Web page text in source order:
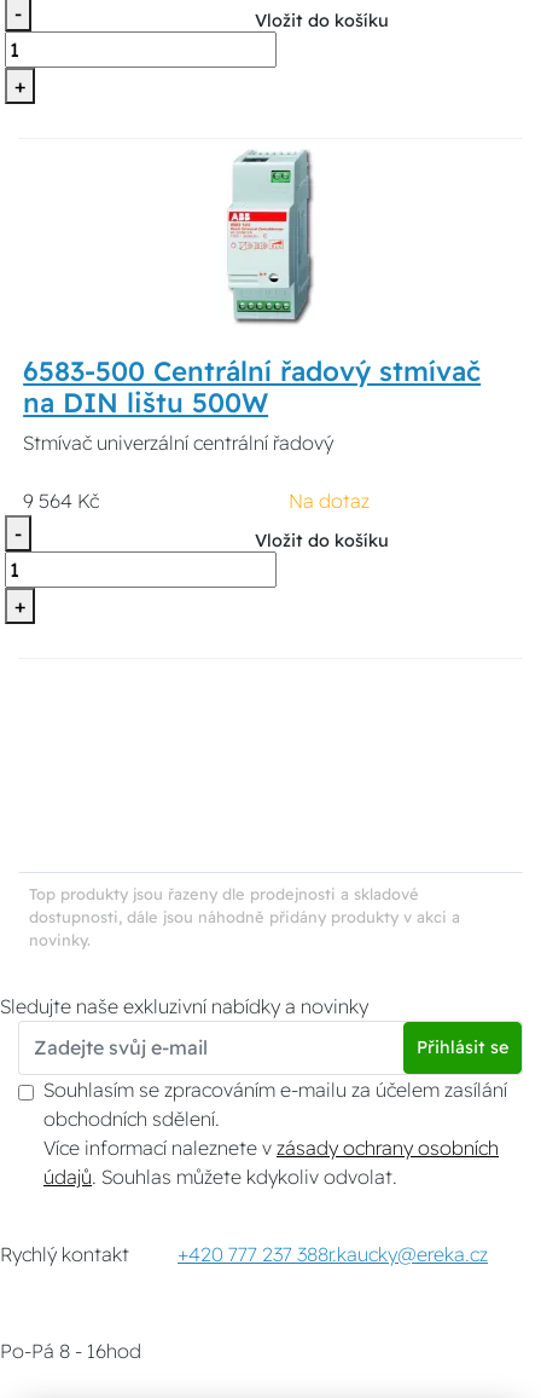
-
+
Vložit do košíku
6583-500 Centrální řadový stmívač
na DIN lištu 500W
Stmívač univerzální centrální řadový
9 564 Kč
Na dotaz
-
+
Vložit do košíku
Top produkty jsou řazeny dle prodejnosti a skladové
dostupnosti, dále jsou náhodně přidány produkty v akci a
novinky.
Sledujte naše exkluzivní nabídky a novinky
Přihlásit se
Souhlasím se zpracováním e-mailu za účelem zasílání
obchodních sdělení.
Více informací naleznete v zásady ochrany osobních
údajů . Souhlas můžete kdykoliv odvolat.
Rychlý kontakt +420 777 237 388r.kaucky@ereka.cz
Po-Pá 8 - 16hod